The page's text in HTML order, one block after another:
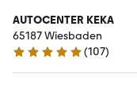
AUTOCENTER KEKA
65187 Wiesbaden
5 Sterne
(107)